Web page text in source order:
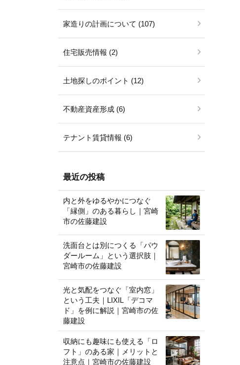
家造りの計画について (107)
住宅販売情報 (2)
土地探しのポイント (12)
不動産資産形成 (6)
テナント賃貸情報 (6)
最近の投稿
内と外をゆるやかにつなぐ
「縁側」のある暮らし｜宮崎
市の佐藤建設
洗面台とは別につくる「パウ
ダールーム」という選択肢｜
宮崎市の佐藤建設
光と気配をつなぐ「室内窓」
という工夫｜LIXIL「デコマ
ド」を例に解説｜宮崎市の佐
藤建設
収納にも趣味にも使える「ロ
フト」のある家｜メリットと
注意点｜宮崎市の佐藤建設